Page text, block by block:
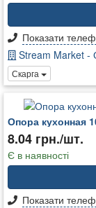
Показати
Stream Market -
Скарга
Опора кухонная
8.04 грн./шт.
Є в наявності
Показати